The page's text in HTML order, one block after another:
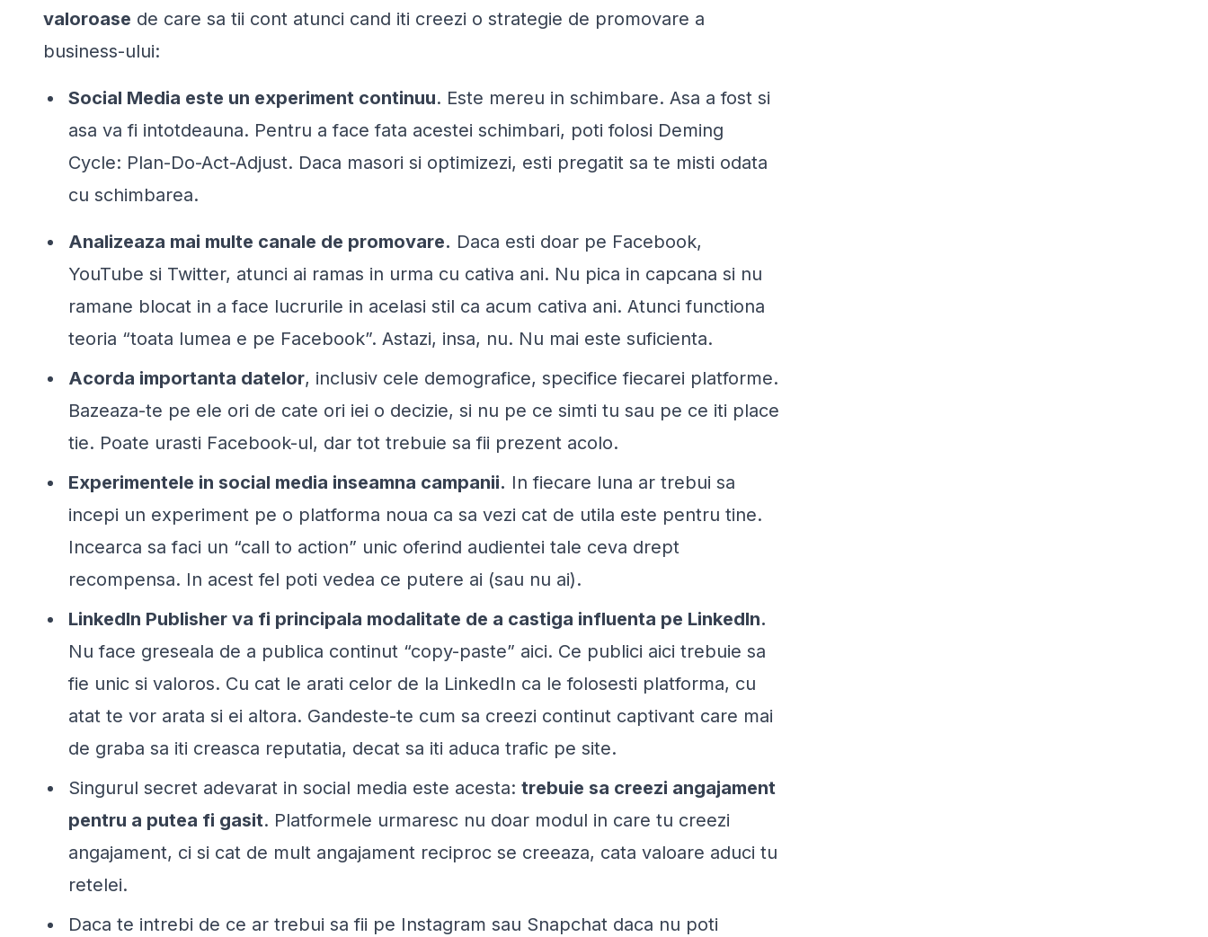
valoroase de care sa tii cont atunci cand iti creezi o strategie de promovare a
business-ului:
Social Media este un experiment continuu. Este mereu in schimbare. Asa a fost si
asa va fi intotdeauna. Pentru a face fata acestei schimbari, poti folosi Deming
Cycle: Plan-Do-Act-Adjust. Daca masori si optimizezi, esti pregatit sa te misti odata
cu schimbarea.
Analizeaza mai multe canale de promovare. Daca esti doar pe Facebook,
YouTube si Twitter, atunci ai ramas in urma cu cativa ani. Nu pica in capcana si nu
ramane blocat in a face lucrurile in acelasi stil ca acum cativa ani. Atunci functiona
teoria “toata lumea e pe Facebook”. Astazi, insa, nu. Nu mai este suficienta.
Acorda importanta datelor, inclusiv cele demografice, specifice fiecarei platforme.
Bazeaza-te pe ele ori de cate ori iei o decizie, si nu pe ce simti tu sau pe ce iti place
tie. Poate urasti Facebook-ul, dar tot trebuie sa fii prezent acolo.
Experimentele in social media inseamna campanii. In fiecare luna ar trebui sa
incepi un experiment pe o platforma noua ca sa vezi cat de utila este pentru tine.
Incearca sa faci un “call to action” unic oferind audientei tale ceva drept
recompensa. In acest fel poti vedea ce putere ai (sau nu ai).
LinkedIn Publisher va fi principala modalitate de a castiga influenta pe LinkedIn.
Nu face greseala de a publica continut “copy-paste” aici. Ce publici aici trebuie sa
fie unic si valoros. Cu cat le arati celor de la LinkedIn ca le folosesti platforma, cu
atat te vor arata si ei altora. Gandeste-te cum sa creezi continut captivant care mai
de graba sa iti creasca reputatia, decat sa iti aduca trafic pe site.
Singurul secret adevarat in social media este acesta: trebuie sa creezi angajament
pentru a putea fi gasit. Platformele urmaresc nu doar modul in care tu creezi
angajament, ci si cat de mult angajament reciproc se creeaza, cata valoare aduci tu
retelei.
Daca te intrebi de ce ar trebui sa fii pe Instagram sau Snapchat daca nu poti